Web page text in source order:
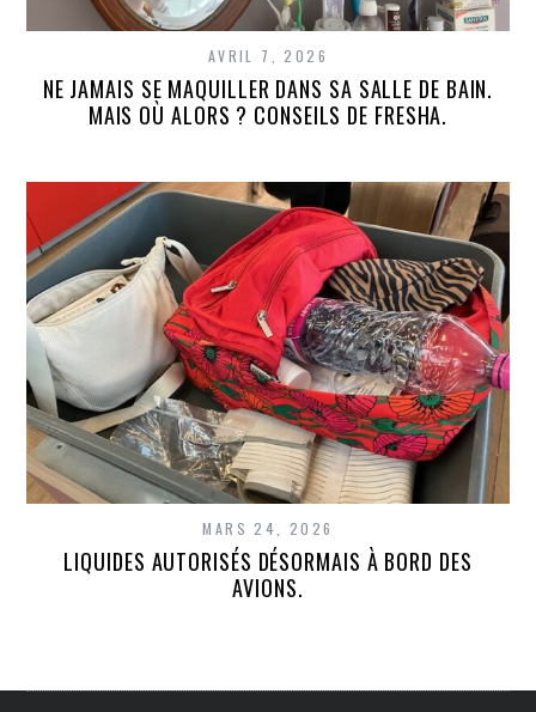
AVRIL 7, 2026
NE JAMAIS SE MAQUILLER DANS SA SALLE DE BAIN.
MAIS OÙ ALORS ? CONSEILS DE FRESHA.
MARS 24, 2026
LIQUIDES AUTORISÉS DÉSORMAIS À BORD DES
AVIONS.